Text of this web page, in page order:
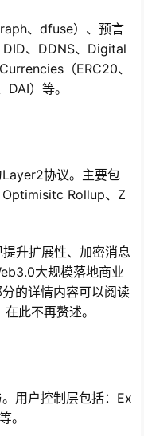
、dfuse）、预言
、DDNS、Digital
（ERC20、
）等。
协议。主要包
Optimisitc Rollup、Z
升扩展性、加密消息
大规模落地商业
的详情内容可以阅读
此不再赘述。
用户控制层包括：Ex
。